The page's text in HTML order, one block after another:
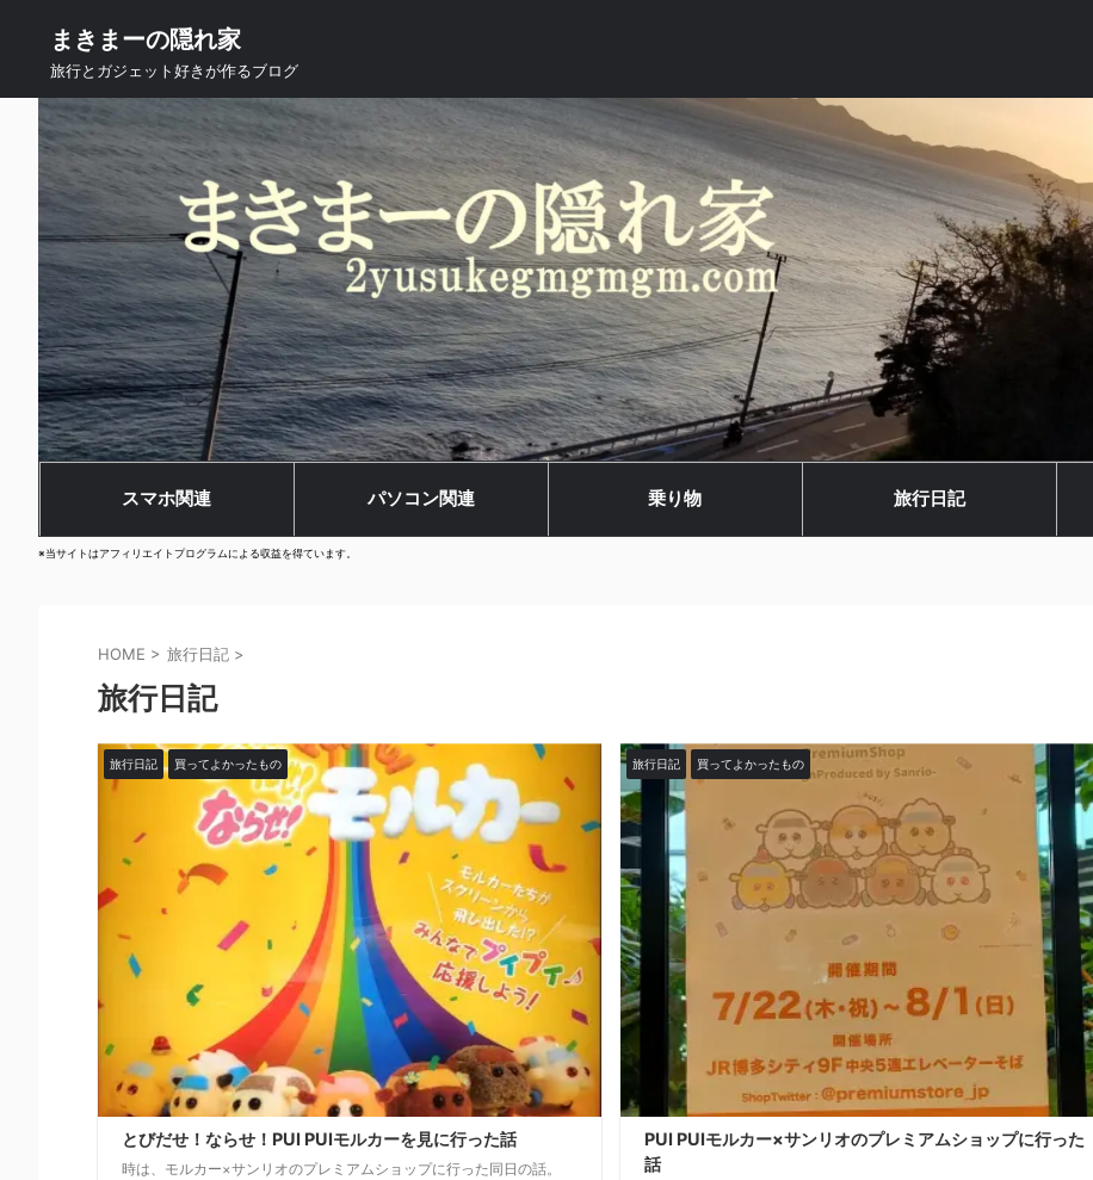
まきまーの隠れ家
旅行とガジェット好きが作るブログ
スマホ関連 パソコン関連 乗り物 旅行日記
※当サイトはアフィリエイトプログラムによる収益を得ています。
HOME > 旅行日記 >
旅行日記
旅行日記 買ってよかったもの
とびだせ！ならせ！PUI PUIモルカーを見に行った話
時は、モルカー×サンリオのプレミアムショップに行った同日の話。
旅行日記 買ってよかったもの
PUI PUIモルカー×サンリオのプレミアムショップに行った
話